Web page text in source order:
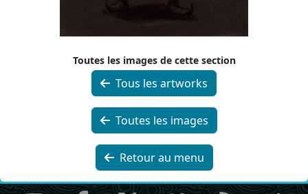
Toutes les images de cette section
Tous les artworks
Toutes les images
Retour au menu